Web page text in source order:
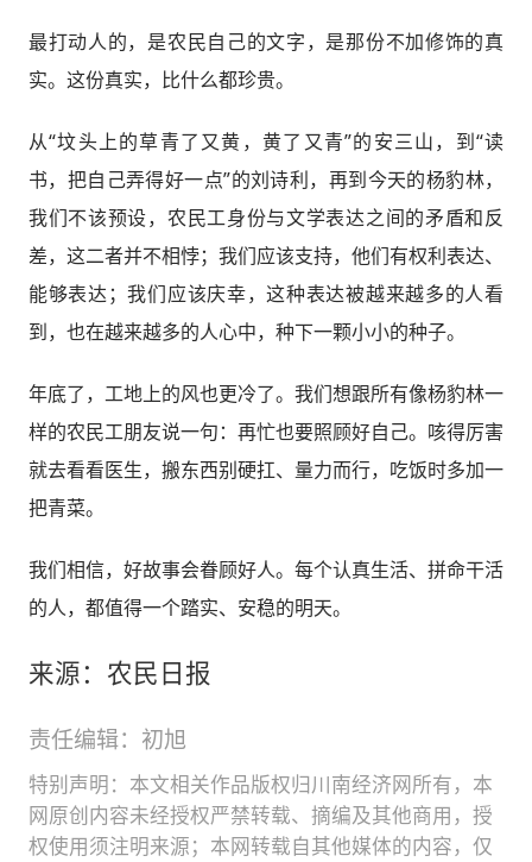
最打动人的，是农民自己的文字，是那份不加修饰的真
实。这份真实，比什么都珍贵。
从“坟头上的草青了又黄，黄了又青”的安三山，到“读
书，把自己弄得好一点”的刘诗利，再到今天的杨豹林，
我们不该预设，农民工身份与文学表达之间的矛盾和反
差，这二者并不相悖；我们应该支持，他们有权利表达、
能够表达；我们应该庆幸，这种表达被越来越多的人看
到，也在越来越多的人心中，种下一颗小小的种子。
年底了，工地上的风也更冷了。我们想跟所有像杨豹林一
样的农民工朋友说一句：再忙也要照顾好自己。咳得厉害
就去看看医生，搬东西别硬扛、量力而行，吃饭时多加一
把青菜。
我们相信，好故事会眷顾好人。每个认真生活、拼命干活
的人，都值得一个踏实、安稳的明天。
来源：农民日报
责任编辑：初旭
特别声明：本文相关作品版权归川南经济网所有，本
网原创内容未经授权严禁转载、摘编及其他商用，授
权使用须注明来源；本网转载自其他媒体的内容，仅